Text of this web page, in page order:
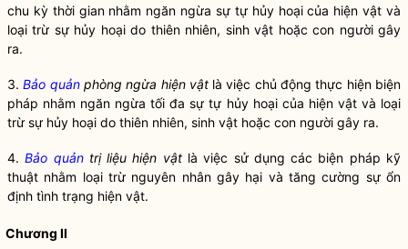
chu kỳ thời gian nhằm ngăn ngừa sự tự hủy hoại của hiện vật và
loại trừ sự hủy hoại do thiên nhiên, sinh vật hoặc con người gây
ra.
3.Bảo quảnphòng ngừa hiện vật là việc chủ động thực hiện biện
pháp nhằm ngăn ngừa tối đa sự tự hủy hoại của hiện vật và loại
trừ sự hủy hoại do thiên nhiên, sinh vật hoặc con người gây ra.
4.Bảo quảntrị liệu hiện vật là việc sử dụng các biện pháp kỹ
thuật nhằm loại trừ nguyên nhân gây hại và tăng cường sự ổn
định tình trạng hiện vật.
Chương II